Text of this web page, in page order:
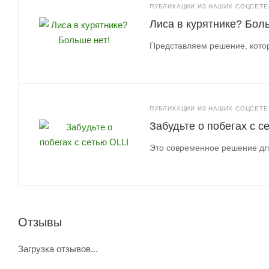
ПУБЛИКАЦИИ ИЗ НАШИХ
Лиса в курятнике?
Представляем решение,
ПУБЛИКАЦИИ ИЗ НАШИХ
Забудьте о побегах с
Это современное решение
Отзывы
Загрузка отзывов...